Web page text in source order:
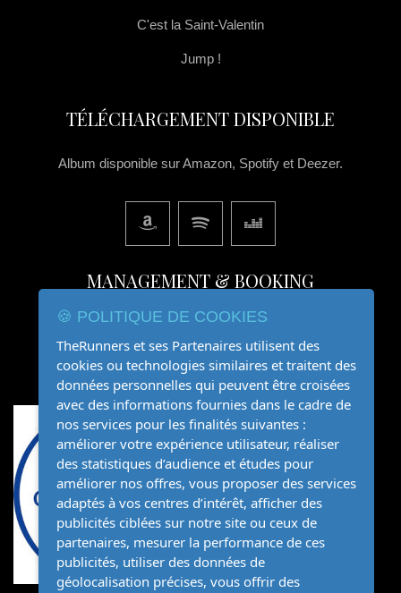
C'est la Saint-Valentin
Jump !
TÉLÉCHARGEMENT DISPONIBLE
Album disponible sur Amazon, Spotify et Deezer.
MANAGEMENT & BOOKING
06.81.93.16.35
organisation@therunners.fr
🍪 POLITIQUE DE COOKIES
TheRunners et ses Partenaires utilisent des
cookies ou technologies similaires et traitent des
données personnelles qui peuvent être croisées
avec des informations fournies dans le cadre de
nos services pour les finalités suivantes :
améliorer votre expérience utilisateur, réaliser
des statistiques d’audience et études pour
améliorer nos offres, vous proposer des services
adaptés à vos centres d’intérêt, afficher des
publicités ciblées sur notre site ou ceux de
partenaires, mesurer la performance de ces
publicités, utiliser des données de
géolocalisation précises, vous offrir des